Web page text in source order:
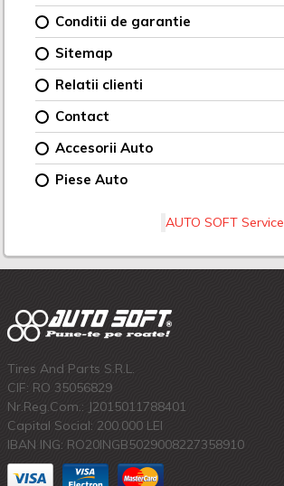
Conditii de garantie
Sitemap
Relatii clienti
Contact
Accesorii Auto
Piese Auto
AUTO SOFT Service
Tires And Parts S.R.L.
CIF: RO 35056829
Nr.Reg.Com.: J2015011788401
Capital Social: 200.000 LEI
IBAN ING: RO20INGB5029008227358910